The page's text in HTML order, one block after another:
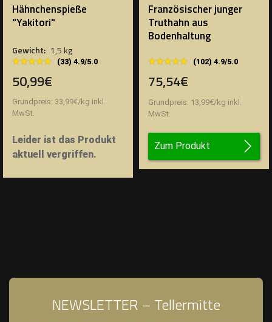
Hähnchenspieße
"Yakitori"
Gewicht: 1,5 kg
★★★★★
★★★★★ (33) 4.9/5.0
50,99€
Grundpreis: 33,99€/kg inkl.
MwSt.
Leider ist das Produkt
aktuell vergriffen.
Französischer junger
Truthahn aus
Bodenhaltung
★★★★★
★★★★★ (102) 4.9/5.0
75,54€
Grundpreis: 13,99€/kg inkl.
MwSt.
Zum Produkt
NEWSLETTER – Tellermitte